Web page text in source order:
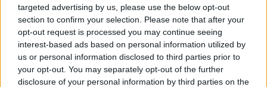
targeted advertising by us, please use the below opt-out
section to confirm your selection. Please note that after your
opt-out request is processed you may continue seeing
interest-based ads based on personal information utilized by
us or personal information disclosed to third parties prior to
your opt-out. You may separately opt-out of the further
disclosure of your personal information by third parties on the